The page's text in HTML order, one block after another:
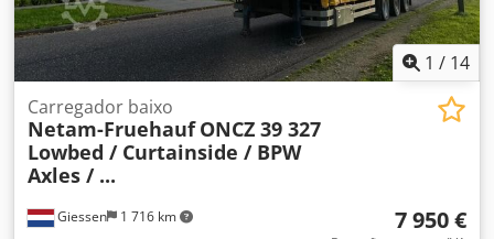
1 / 14
Giessen 1 716 km
Carregador baixo
Netam-Fruehauf ONCZ 39 327
Lowbed / Curtainside / BPW
Axles / ...
7 950 €